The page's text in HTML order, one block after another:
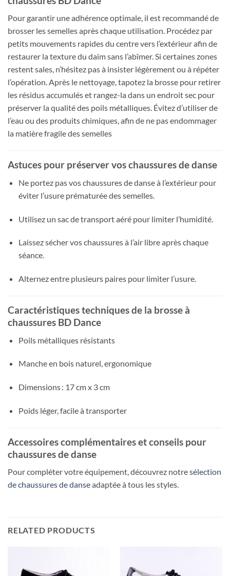
Pour garantir une adhérence optimale, il est recommandé de
brosser les semelles après chaque utilisation. Procédez par
petits mouvements rapides du centre vers l’extérieur afin de
restaurer la texture du daim sans l’abîmer. Si certaines zones
restent sales, n’hésitez pas à insister légèrement ou à répéter
l’opération. Après le nettoyage, tapotez la brosse pour retirer
les résidus accumulés et rangez-la dans un endroit sec pour
préserver la qualité des poils métalliques. Évitez d’utiliser de
l’eau ou des produits chimiques, afin de ne pas endommager
la matière fragile des semelles
Astuces pour préserver vos chaussures de danse
Ne portez pas vos chaussures de danse à l’extérieur pour
éviter l’usure prématurée des semelles.
Utilisez un sac de transport aéré pour limiter l’humidité.
Laissez sécher vos chaussures à l’air libre après chaque
séance.
Alternez entre plusieurs paires pour limiter l’usure.
Caractéristiques techniques de la brosse à
chaussures BD Dance
Poils métalliques résistants
Manche en bois naturel, ergonomique
Dimensions : 17 cm x 3 cm
Poids léger, facile à transporter
Accessoires complémentaires et conseils pour
chaussures de danse
Pour compléter votre équipement, découvrez notresélection
de chaussures de danseadaptée à tous les styles.
RELATED PRODUCTS